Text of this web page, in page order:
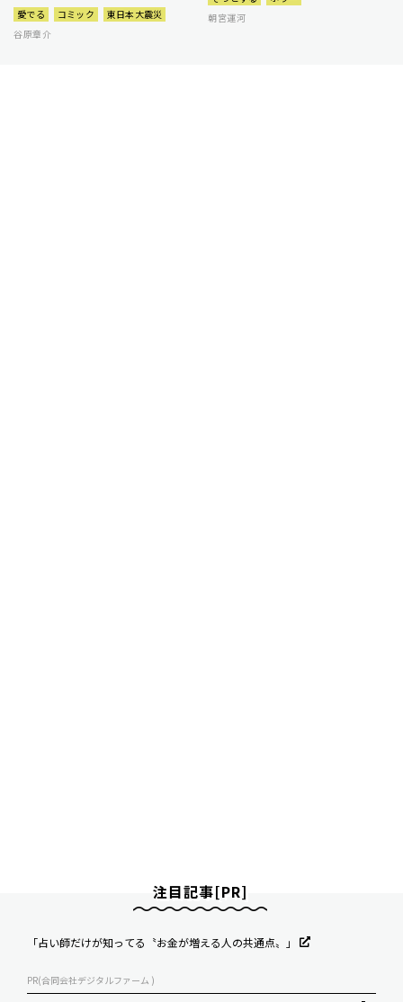
愛でる コミック
東日本大震災
谷原章介
朝宮運河
注目記事[PR]
「占い師だけが知ってる〝お金が増える人の共通点〟」
PR(合同会社デジタルファーム )